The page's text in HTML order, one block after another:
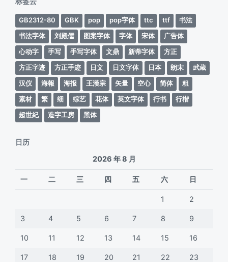
GB2312-80 GBK pop pop字体 ttc ttf
书法
书法字体
刘殿儒 图案字体 字体 宋体
广告体
心动字
手写 手写字体 文鼎 新蒂字体
方正
方正字迹
方正手迹 日文 日文字体 日本 朗宋
武蔵
汉仪
海報 海报 王漢宗 矢量 空心 简体
粗
素材
繁 细 综艺 花体 英文字体 行书
行楷
超世紀
造字工房 黑体
日历
2026 年 8 月
一 二 三 四 五 六 日
1 2
3 4 5 6 7 8 9
10 11 12 13 14 15 16
17 18 19 20 21 22 23